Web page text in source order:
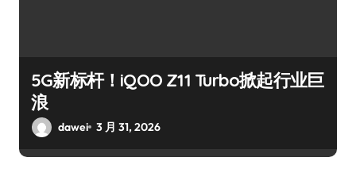
5G新标杆！iQOO Z11 Turbo掀起行业巨
浪
dawei 3 月 31, 2026